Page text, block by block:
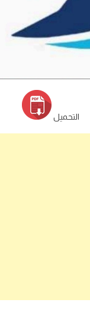
التحميل